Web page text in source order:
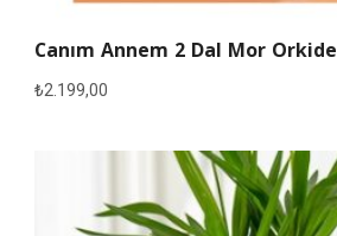
Canım Annem 2 Dal Mor Orkide
₺2.199,00